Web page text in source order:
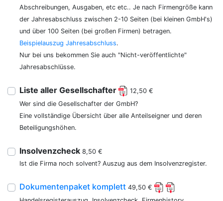
Abschreibungen, Ausgaben, etc etc.. Je nach Firmengröße kann
der Jahresabschluss zwischen 2-10 Seiten (bei kleinen GmbH's)
und über 100 Seiten (bei großen Firmen) betragen.
Beispielauszug Jahresabschluss.
Nur bei uns bekommen Sie auch "Nicht-veröffentlichte"
Jahresabschlüsse.
Liste aller Gesellschafter
12,50 €
Wer sind die Gesellschafter der GmbH?
Eine vollständige Übersicht über alle Anteilseigner und deren
Beteiligungshöhen.
Insolvenzcheck 8,50 €
Ist die Firma noch solvent? Auszug aus dem Insolvenzregister.
Dokumentenpaket komplett 49,50 €